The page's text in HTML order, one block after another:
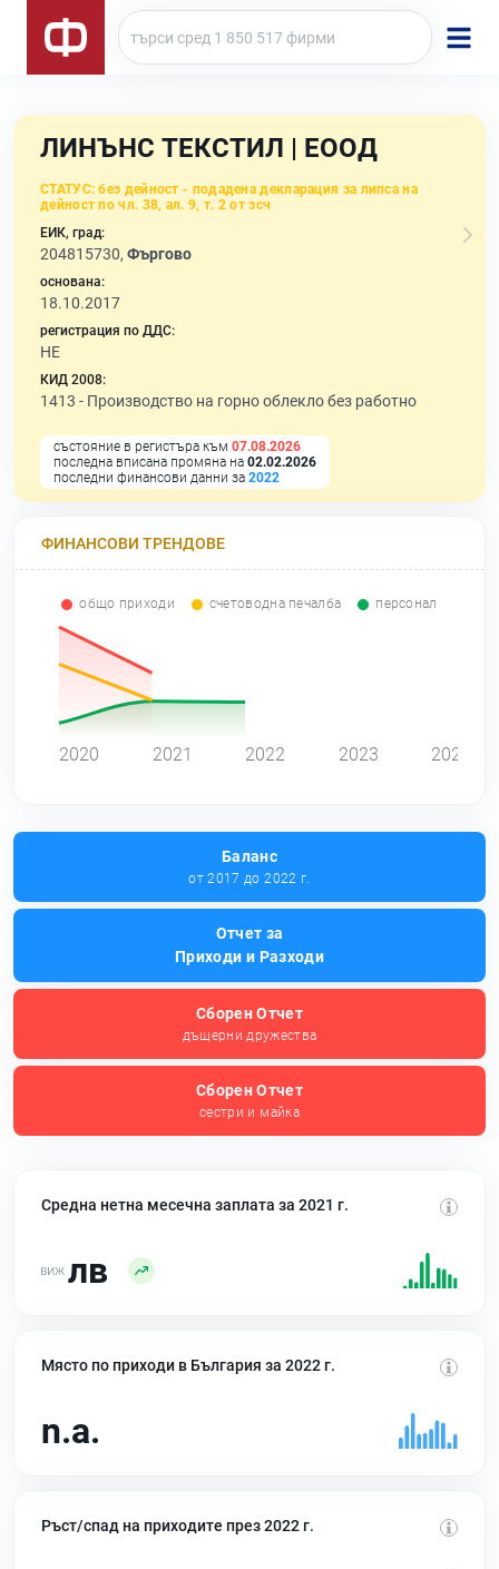
ЛИНЪНС ТЕКСТИЛ | ЕООД
СТАТУС: без дейност - подадена декларация за липса на
дейност по чл. 38, ал. 9, т. 2 от зсч
ЕИК, град:
204815730, Фъргово
основана:
18.10.2017
регистрация по ДДС:
НЕ
КИД 2008:
1413 - Производство на горно облекло без работно
състояние в регистъра към 07.08.2026
последна вписана промяна на 02.02.2026
последни финансови данни за 2022
ФИНАНСОВИ ТРЕНДОВЕ
общо приходи счетоводна печалба персонал
2020 2021 2022 2023 2024
Баланс
от 2017 до 2022 г.
Отчет за
Приходи и Разходи
Сборен Отчет
дъщерни дружества
Сборен Отчет
сестри и майка
Средна нетна месечна заплата за 2021 г.
лв
Място по приходи в България за 2022 г.
n.a.
Ръст/спад на приходите през 2022 г.